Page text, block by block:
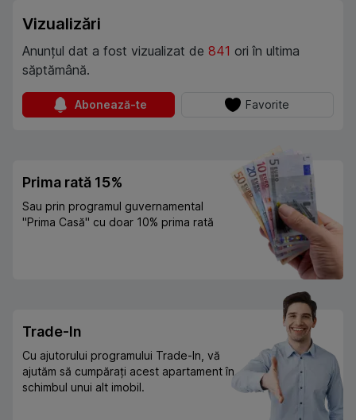
Vizualizări
Anunțul dat a fost vizualizat de 841 ori în ultima
săptămână.
Abonează-te Favorite
Prima rată 15%
Sau prin programul guvernamental
"Prima Casă" cu doar 10% prima rată
Trade-In
Cu ajutorului programului Trade-In, vă
ajutăm să cumpărați acest apartament în
schimbul unui alt imobil.